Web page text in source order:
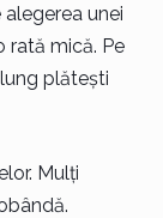
unei
rată mică. Pe
plătești
Mulți